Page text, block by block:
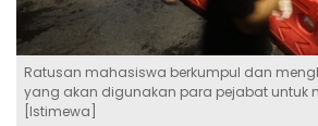
Ratusan mahasiswa berkumpul dan
yang akan digunakan para pejabat untuk
[Istimewa]